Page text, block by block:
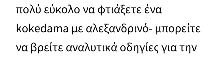
πολύ εύκολο να φτιάξετε ένα
kokedama με αλεξανδρινό- μπορείτε
να βρείτε αναλυτικά οδηγίες για την